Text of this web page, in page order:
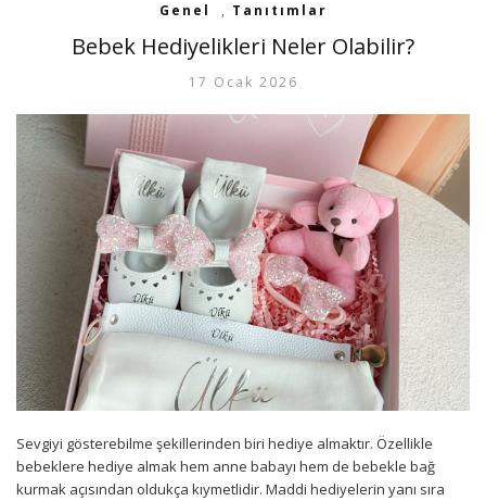
Genel , Tanıtımlar
Bebek Hediyelikleri Neler Olabilir?
17 Ocak 2026
Sevgiyi gösterebilme şekillerinden biri hediye almaktır. Özellikle
bebeklere hediye almak hem anne babayı hem de bebekle bağ
kurmak açısından oldukça kıymetlidir. Maddi hediyelerin yanı sıra